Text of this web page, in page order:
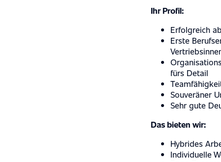
INDUSTRY
SERVICES
ABOUT US
Ihr Profil:
Erfolgreich
Erste
fürs Detail
Souveräner
Sehr gute
Das bieten wir:
Hybrides
Individuelle